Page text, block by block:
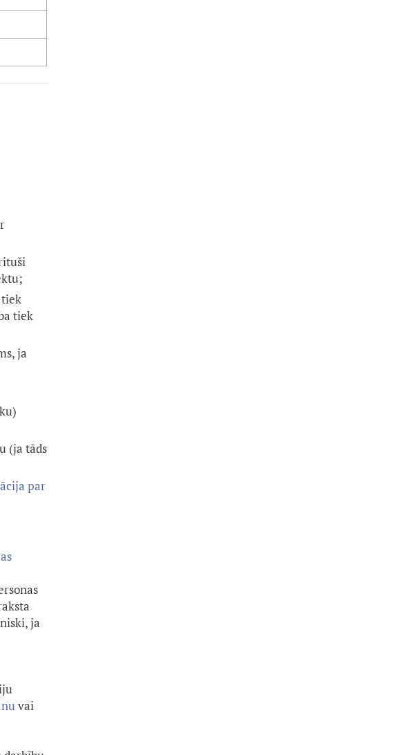
tiek
tiek
ja
(ja tāds
par
ja
vai